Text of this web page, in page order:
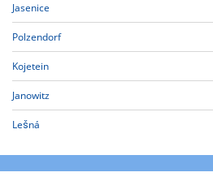
Jasenice
Polzendorf
Kojetein
Janowitz
Lešná